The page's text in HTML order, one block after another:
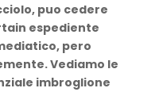
puo cedere
espediente
pero
Vediamo le
imbroglione